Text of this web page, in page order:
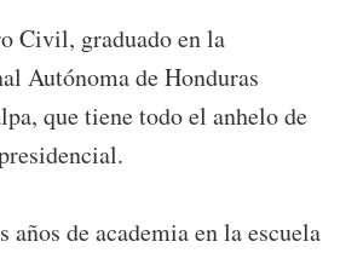
Civil, graduado en la
Autónoma de Honduras
que tiene todo el anhelo de
años de academia en la escuela